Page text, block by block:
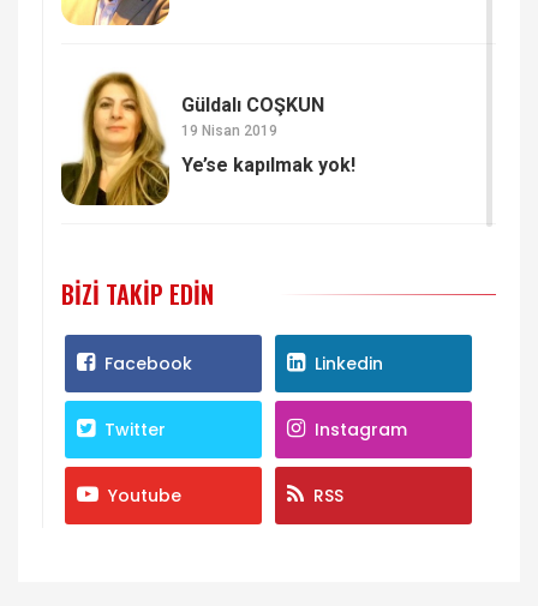
Güldalı COŞKUN
19 Nisan 2019
Ye’se kapılmak yok!
BIZI TAKIP EDIN
Facebook Linkedin
Twitter Instagram
Youtube RSS